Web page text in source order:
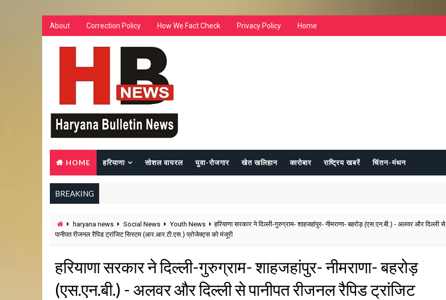
About Correction Policy How We Fact Check Privacy Policy Home
HOME हरियाणा सोशल वायरल युवा-रोजगार खेत खलिहान कारोबार राष्ट्रिय खबरें चिंतन-मंथन
BREAKING
haryana news Social News Youth News
हरियाणा सरकार ने दिल्ली-गुरुग्राम- शाहजहांपुर- नीमराणा- बहरोड़ (एस.एन.बी.) - अलवर और दिल्ली से
पानीपत रीजनल रैपिड ट्रांजिट सिस्टम (आर.आर.टी.एस.) प्रोजेक्ट्स को मंजूरी
हरियाणा सरकार ने दिल्ली-गुरुग्राम- शाहजहांपुर- नीमराणा- बहरोड़
(एस.एन.बी.) - अलवर और दिल्ली से पानीपत रीजनल रैपिड ट्रांजिट